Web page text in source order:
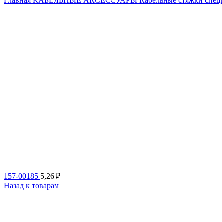
157-00185 5,26 ₽
Назад к товарам